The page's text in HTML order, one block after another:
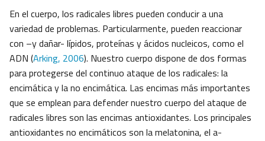
En el cuerpo, los radicales libres pueden conducir a una
variedad de problemas. Particularmente, pueden reaccionar
con –y dañar- lípidos, proteínas y ácidos nucleicos, como el
ADN (Arking, 2006). Nuestro cuerpo dispone de dos formas
para protegerse del continuo ataque de los radicales: la
encimática y la no encimática. Las encimas más importantes
que se emplean para defender nuestro cuerpo del ataque de
radicales libres son las encimas antioxidantes. Los principales
antioxidantes no encimáticos son la melatonina, el a-